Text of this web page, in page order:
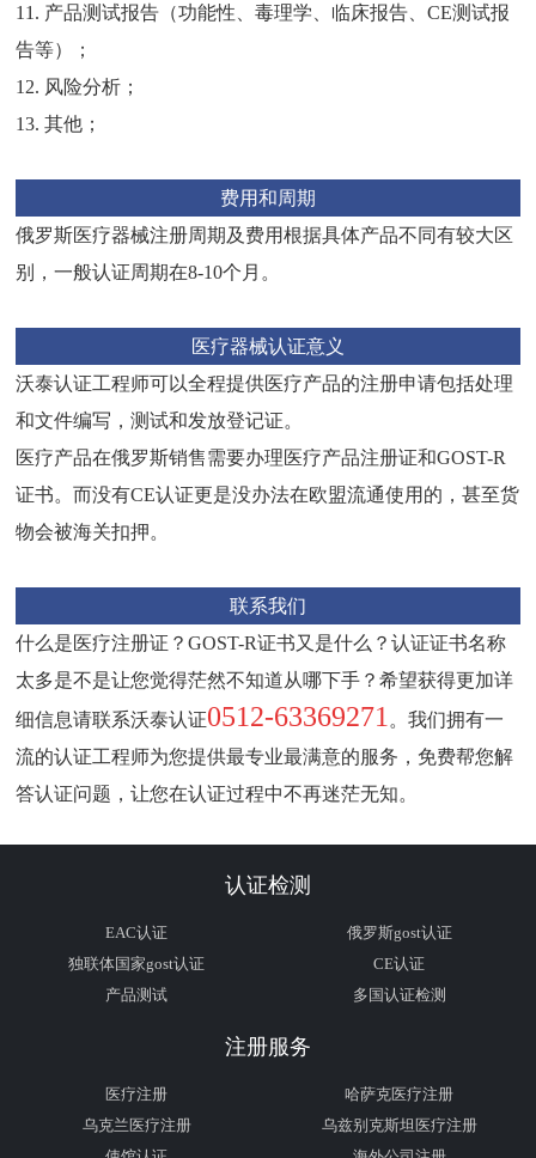
11. 产品测试报告（功能性、毒理学、临床报告、CE测试报
告等）；
12. 风险分析；
13.其他；
费用和周期
俄罗斯医疗器械注册周期及费用根据具体产品不同有较大区
别，一般认证周期在8-10个月。
医疗器械认证意义
沃泰认证工程师可以全程提供医疗产品的注册申请包括处理
和文件编写，测试和发放登记证。
医疗产品在俄罗斯销售需要办理医疗产品注册证和GOST-R
证书。而没有CE认证更是没办法在欧盟流通使用的，甚至货
物会被海关扣押。
联系我们
什么是医疗注册证？GOST-R证书又是什么？认证证书名称
太多是不是让您觉得茫然不知道从哪下手？希望获得更加详
细信息请联系沃泰认证0512-63369271 。我们拥有一
流的认证工程师为您提供最专业最满意的服务，免费帮您解
答认证问题，让您在认证过程中不再迷茫无知。
认证检测
EAC认证
俄罗斯gost认证
独联体国家gost认证
CE认证
产品测试
多国认证检测
注册服务
医疗注册
哈萨克医疗注册
乌克兰医疗注册
乌兹别克斯坦医疗注册